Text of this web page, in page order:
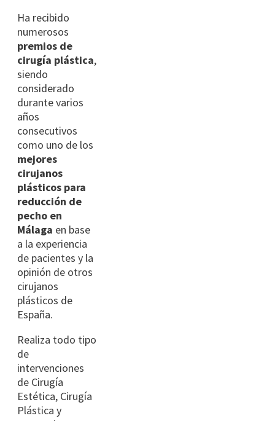
Ha recibido
numerosos
premios de
cirugía plástica,
siendo
considerado
durante varios
años
consecutivos
como uno de los
mejores
cirujanos
plásticos para
reducción de
pecho en
Málaga en base
a la experiencia
de pacientes y la
opinión de otros
cirujanos
plásticos de
España.
Realiza todo tipo
de
intervenciones
de Cirugía
Estética, Cirugía
Plástica y